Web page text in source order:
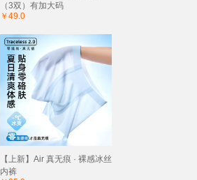
（3双）有加大码
￥49.0
【上新】Air 真无痕 · 裸感冰丝
内裤